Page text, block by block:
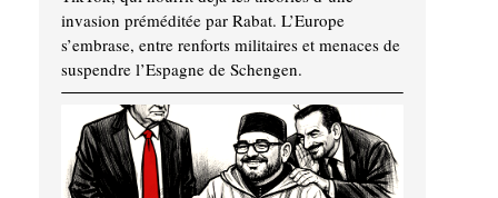
invasion préméditée par Rabat. L’Europe
s’embrase, entre renforts militaires et menaces de
suspendre l’Espagne de Schengen.